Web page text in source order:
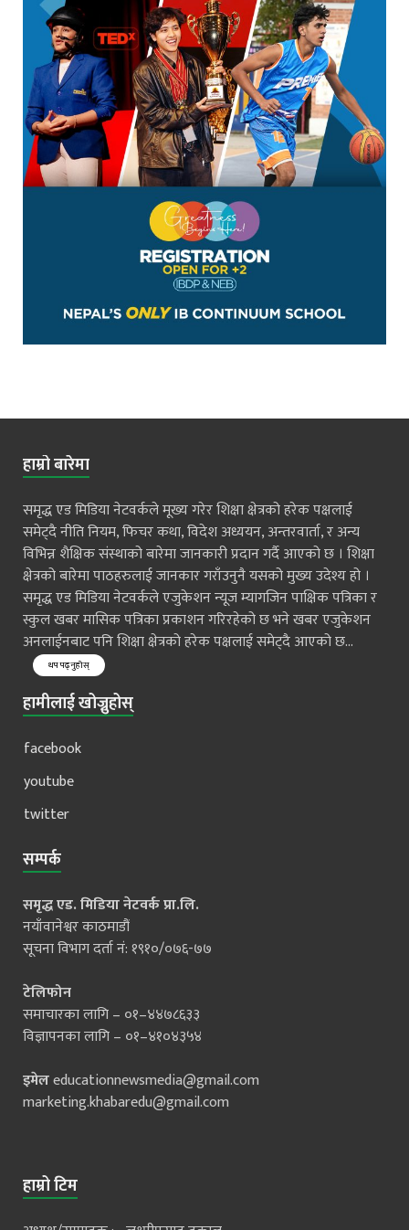
हाम्रो बारेमा
समृद्ध एड मिडिया नेटवर्कले मूख्य गरेर शिक्षा क्षेत्रको हरेक पक्षलाई
समेट्दै नीति नियम, फिचर कथा, विदेश अध्ययन, अन्तरवार्ता, र अन्य
विभिन्न शैक्षिक संस्थाको बारेमा जानकारी प्रदान गर्दै आएको छ । शिक्षा
क्षेत्रको बारेमा पाठहरुलाई जानकार गराँउनुनै यसको मुख्य उदेश्य हो ।
समृद्ध एड मिडिया नेटवर्कले एजुकेशन न्यूज म्यागजिन पाक्षिक पत्रिका र
स्कुल खबर मासिक पत्रिका प्रकाशन गरिरहेको छ भने खबर एजुकेशन
अनलाईनबाट पनि शिक्षा क्षेत्रको हरेक पक्षलाई समेट्दै आएको छ...
थप पढ्नुहोस्
हामीलाई खोज्नुहोस्
facebook
youtube
twitter
सम्पर्क
समृद्ध एड. मिडिया नेटवर्क प्रा.लि.
नयाँवानेश्वर काठमाडौं
सूचना विभाग दर्ता नं: १९१०/०७६-७७
टेलिफोन
समाचारका लागि – ०१–४४७८६३३
विज्ञापनका लागि – ०१–४१०४३५४
इमेलeducationnewsmedia@gmail.com
marketing.khabaredu@gmail.com
हाम्रो टिम